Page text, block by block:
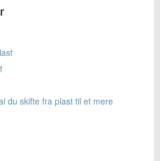
du skifte fra plast til et mere